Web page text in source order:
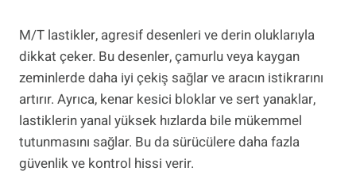
M/T lastikler, agresif desenleri ve derin oluklarıyla
dikkat çeker. Bu desenler, çamurlu veya kaygan
zeminlerde daha iyi çekiş sağlar ve aracın istikrarını
artırır. Ayrıca, kenar kesici bloklar ve sert yanaklar,
lastiklerin yanal yüksek hızlarda bile mükemmel
tutunmasını sağlar. Bu da sürücülere daha fazla
güvenlik ve kontrol hissi verir.